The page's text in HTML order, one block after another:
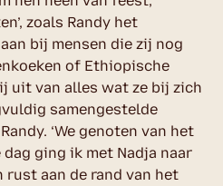
zoals Randy het
bij mensen die zij nog
of Ethiopische
uit van alles wat ze bij zich
samengestelde
‘We genoten van het
ging ik met Nadja naar
rust aan de rand van het